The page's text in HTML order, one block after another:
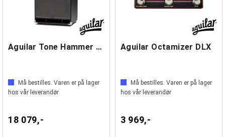
Aguilar Tone Hammer 210 Combo
Må bestilles. Varen er på lager
hos vår leverandør
18 079,-
Aguilar Octamizer DLX
Må bestilles. Varen er på lager
hos vår leverandør
3 969,-